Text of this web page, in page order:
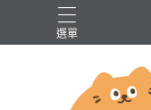
選單